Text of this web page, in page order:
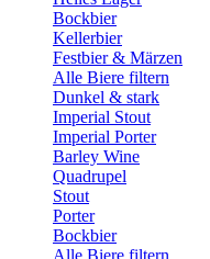
Bockbier
Kellerbier
Festbier & Märzen
Alle Biere filtern
Dunkel & stark
Imperial Stout
Imperial Porter
Barley Wine
Quadrupel
Stout
Porter
Bockbier